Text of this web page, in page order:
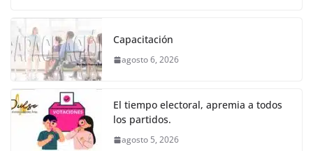
k
c
e
b
o
o
k
itt
er s
A
p
e
n
er
Capacitación
agosto 6, 2026
El tiempo electoral, apremia a todos
los partidos.
agosto 5, 2026